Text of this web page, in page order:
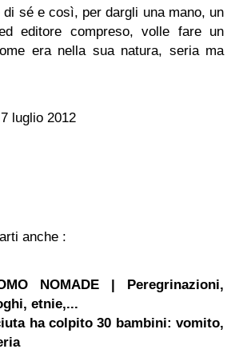
di sé e così, per dargli una mano, un
editore compreso, volle fare un
era nella sua natura, seria ma
luglio 2012
anche :
NOMADE | Peregrinazioni,
etnie,...
ha colpito 30 bambini: vomito,